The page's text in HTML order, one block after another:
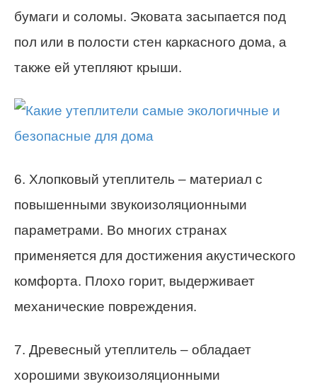
бумаги и соломы. Эковата засыпается под
пол или в полости стен каркасного дома, а
также ей утепляют крыши.
6. Хлопковый утеплитель – материал с
повышенными звукоизоляционными
параметрами. Во многих странах
применяется для достижения акустического
комфорта. Плохо горит, выдерживает
механические повреждения.
7. Древесный утеплитель – обладает
хорошими звукоизоляционными